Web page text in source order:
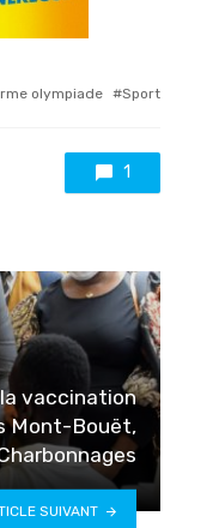
olympiade Sport
1
vaccination
Mont-Bouët,
SUIVANT